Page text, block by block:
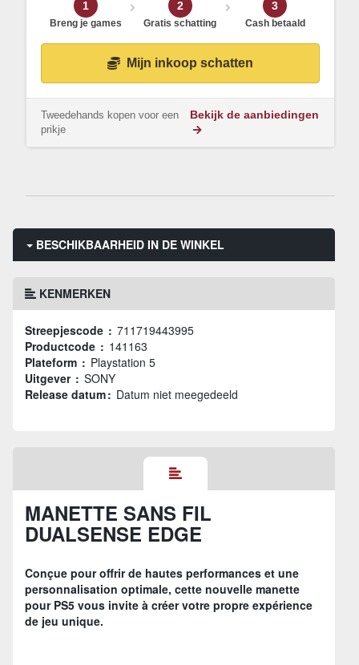
1
Breng je games
2
Gratis schatting
3
Cash betaald
Mijn inkoop schatten
Tweedehands kopen voor een
prikje
Bekijk de aanbiedingen
BESCHIKBAARHEID IN DE WINKEL
KENMERKEN
Streepjescode : 711719443995
Productcode : 141163
Plateform : Playstation 5
Uitgever : SONY
Release datum : Datum niet meegedeeld
MANETTE SANS FIL
DUALSENSE EDGE
Conçue pour offrir de hautes performances et une
personnalisation optimale, cette nouvelle manette
pour PS5 vous invite à créer votre propre expérience
de jeu unique.